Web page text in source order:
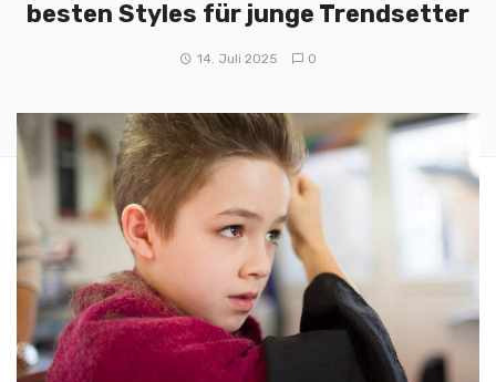
besten Styles für junge Trendsetter
14. Juli 2025 0